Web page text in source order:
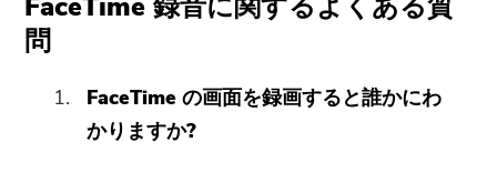
問
FaceTime の画面を録画すると誰かにわ
かりますか?